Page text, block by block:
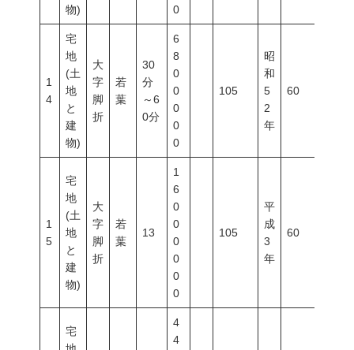
物)
0
1
4
宅
地
(土
地
と
建
物)
大
字
脚
折
若
葉
30
分
～6
0分
6
8
0
0
0
0
0
105
昭
和
5
2
年
60
1
5
宅
地
(土
地
と
建
物)
大
字
脚
折
若
葉
13
1
6
0
0
0
0
0
0
105
平
成
3
年
60
宅
4
4